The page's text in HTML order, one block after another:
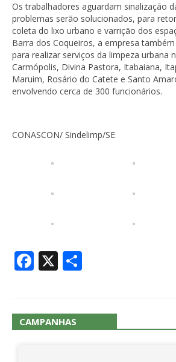
Os trabalhadores aguardam sinalização
problemas serão solucionados, para
coleta do lixo urbano e varrição dos
Barra dos Coqueiros, a empresa
para realizar serviços da limpeza urbana
Carmópolis, Divina Pastora, Itabaiana,
Maruim, Rosário do Catete e Santo
envolvendo cerca de 300 funcionários.
CONASCON/ Sindelimp/SE
Facebook
X
CAMPANHAS